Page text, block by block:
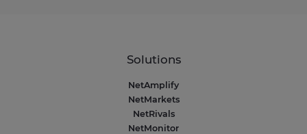
Solutions
NetAmplify
NetMarkets
NetRivals
NetMonitor